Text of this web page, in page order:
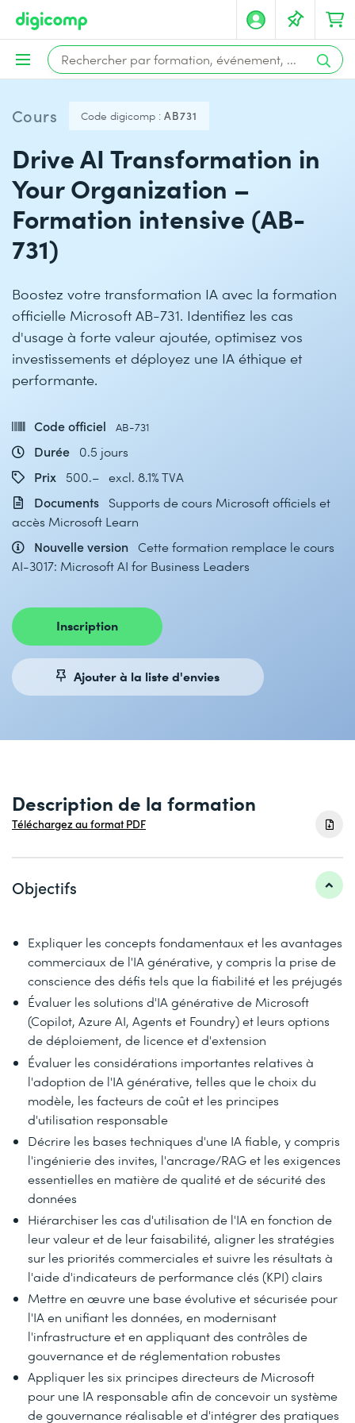
Cours Code digicomp : AB731
Drive AI Transformation in
Your Organization –
Formation intensive (AB-
731)
Boostez votre transformation IA avec la formation
officielle Microsoft AB-731. Identifiez les cas
d'usage à forte valeur ajoutée, optimisez vos
investissements et déployez une IA éthique et
performante.
Code officiel AB-731
Durée
0.5 jours
Prix
500.– excl. 8.1% TVA
Documents
Supports de cours Microsoft officiels et
accès Microsoft Learn
Nouvelle version Cette formation remplace le cours
AI-3017: Microsoft AI for Business Leaders
Inscription
Ajouter à la liste d'envies
Description de la formation
Téléchargez au format PDF
Objectifs
Expliquer les concepts fondamentaux et les avantages
commerciaux de l'IA générative, y compris la prise de
conscience des défis tels que la fiabilité et les préjugés
Évaluer les solutions d'IA générative de Microsoft
(Copilot, Azure AI, Agents et Foundry) et leurs options
de déploiement, de licence et d'extension
Évaluer les considérations importantes relatives à
l'adoption de l'IA générative, telles que le choix du
modèle, les facteurs de coût et les principes
d'utilisation responsable
Décrire les bases techniques d'une IA fiable, y compris
l'ingénierie des invites, l'ancrage/RAG et les exigences
essentielles en matière de qualité et de sécurité des
données
Hiérarchiser les cas d'utilisation de l'IA en fonction de
leur valeur et de leur faisabilité, aligner les stratégies
sur les priorités commerciales et suivre les résultats à
l'aide d'indicateurs de performance clés (KPI) clairs
Mettre en œuvre une base évolutive et sécurisée pour
l'IA en unifiant les données, en modernisant
l'infrastructure et en appliquant des contrôles de
gouvernance et de réglementation robustes
Appliquer les six principes directeurs de Microsoft
pour une IA responsable afin de concevoir un système
de gouvernance réalisable et d'intégrer des pratiques